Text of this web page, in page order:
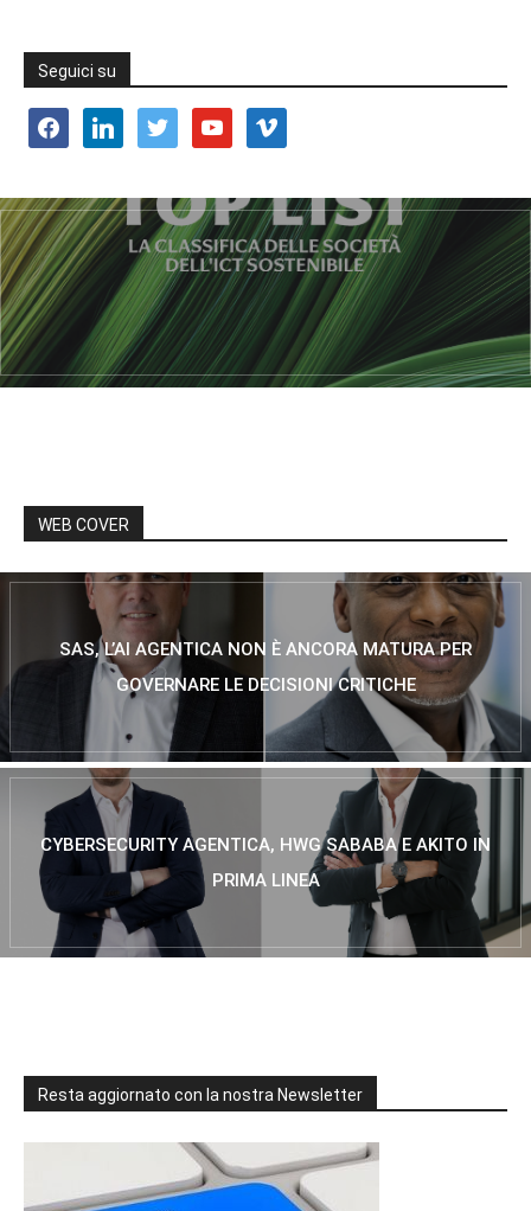
Seguici su
facebooklinkedin twitter youtube vimeo
WEB COVER
SAS, L’AI AGENTICA NON È ANCORA MATURA PER
GOVERNARE LE DECISIONI CRITICHE
CYBERSECURITY AGENTICA, HWG SABABA E AKITO IN
PRIMA LINEA
Resta aggiornato con la nostra Newsletter